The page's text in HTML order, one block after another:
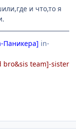
и что,то я
Паникера] in-
bro&sis team]-sister